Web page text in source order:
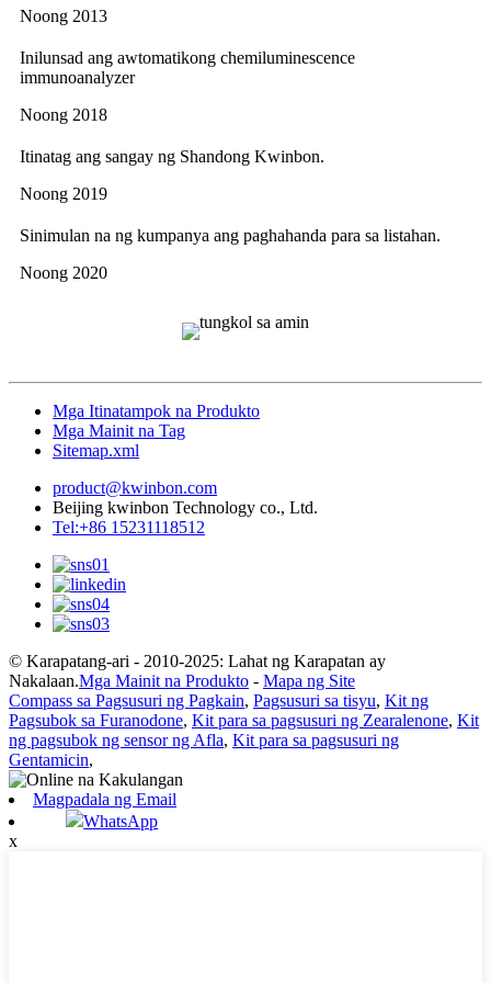
Noong 2013
Inilunsad ang awtomatikong chemiluminescence
immunoanalyzer
Noong 2018
Itinatag ang sangay ng Shandong Kwinbon.
Noong 2019
Sinimulan na ng kumpanya ang paghahanda para sa listahan.
Noong 2020
Mga Itinatampok na Produkto
Mga Mainit na Tag
Sitemap.xml
product@kwinbon.com
Beijing kwinbon Technology co., Ltd.
Tel:+86 15231118512
© Karapatang-ari - 2010-2025: Lahat ng Karapatan ay
Nakalaan.Mga Mainit na Produkto - Mapa ng Site
Compass sa Pagsusuri ng Pagkain, Pagsusuri sa tisyu, Kit ng
Pagsubok sa Furanodone, Kit para sa pagsusuri ng Zearalenone, Kit
ng pagsubok ng sensor ng Afla, Kit para sa pagsusuri ng
Gentamicin,
Magpadala ng Email
WhatsApp
x